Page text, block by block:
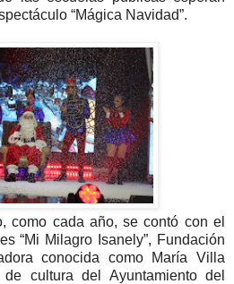
“Mágica Navidad”.
como cada año, se contó con el
“Mi Milagro Isanely”, Fundación
conocida como María Villa
cultura del Ayuntamiento del